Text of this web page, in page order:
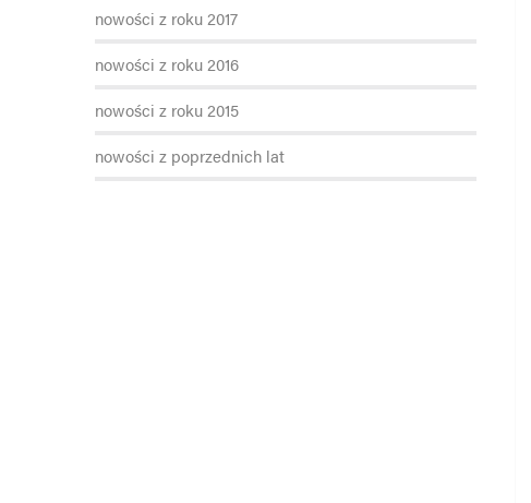
nowości z roku 2017
nowości z roku 2016
nowości z roku 2015
nowości z poprzednich lat